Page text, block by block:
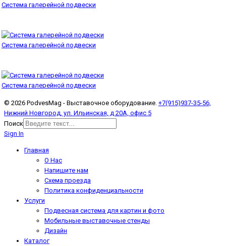
Система галерейной подвески
Система галерейной подвески
Система галерейной подвески
© 2026 PodvesMag - Выставочное оборудование. +7(915)937-35-56,
Нижний Новгород, ул. Ильинская, д 20А, офис 5
Поиск
Sign In
Главная
О Нас
Напишите нам
Схема проезда
Политика конфиденциальности
Услуги
Подвесная система для картин и фото
Мобильные выставочные стенды
Дизайн
Каталог